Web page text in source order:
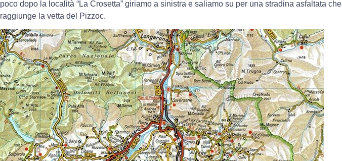
poco dopo la località “La Crosetta” giriamo a sinistra e saliamo su per una stradina asfaltata che
raggiunge la vetta del Pizzoc.